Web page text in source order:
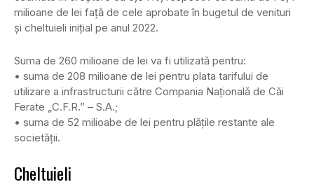
milioane de lei față de cele aprobate în bugetul de venituri
și cheltuieli inițial pe anul 2022.
Suma de 260 milioane de lei va fi utilizată pentru:
• suma de 208 milioane de lei pentru plata tarifului de
utilizare a infrastructurii către Compania Naţională de Căi
Ferate „C.F.R.” – S.A.;
• suma de 52 milioabe de lei pentru plăţile restante ale
societăţii.
Cheltuieli